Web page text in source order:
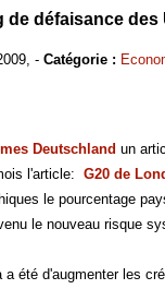
de défaisance
- Catégorie :
Deutschland un
l'article: G20 de
le pourcentage
le nouveau risque
été d'augmenter les